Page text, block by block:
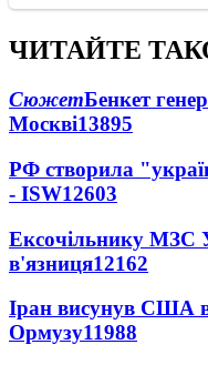
ЧИТАЙТЕ
СюжетБенкет
Москві13895
РФ створила
- ISW12603
Ексочільнику МЗС
в'язниця12162
Іран висунув США
Ормузу11988